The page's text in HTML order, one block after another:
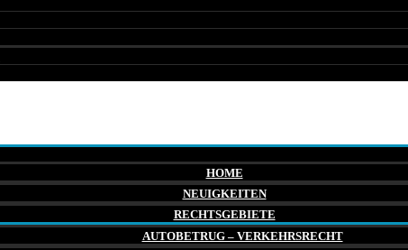
HOME
NEUIGKEITEN
RECHTSGEBIETE
AUTOBETRUG – VERKEHRSRECHT